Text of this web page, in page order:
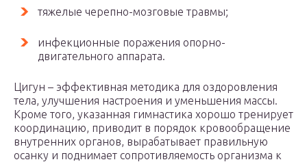
тяжелые черепно-мозговые травмы;
инфекционные поражения опорно-
двигательного аппарата.
Цигун – эффективная методика для оздоровления
тела, улучшения настроения и уменьшения массы.
Кроме того, указанная гимнастика хорошо тренирует
координацию, приводит в порядок кровообращение
внутренних органов, вырабатывает правильную
осанку и поднимает сопротивляемость организма к